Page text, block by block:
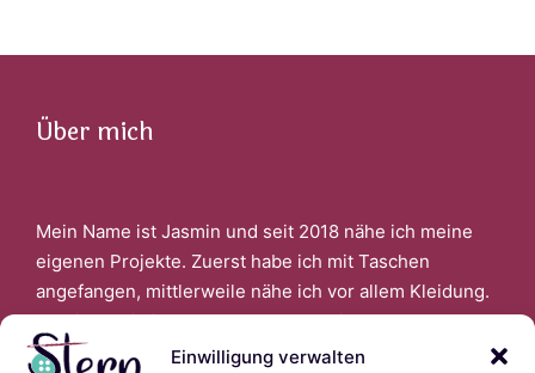
Einwilligung verwalten
Über mich
Mein Name ist Jasmin und seit 2018 nähe ich meine
eigenen Projekte. Zuerst habe ich mit Taschen
angefangen, mittlerweile nähe ich vor allem Kleidung.
Faszinert bin ich auch davon, wenn ich aus alter
Kleidung Neues schaffen kann.